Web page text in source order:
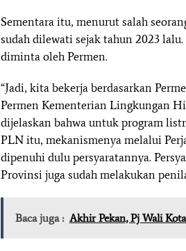
Sementara itu, menurut salah
sudah dilewati sejak tahun 2023
diminta oleh Permen.
“Jadi, kita bekerja berdasarkan
Permen Kementerian Lingkungan
dijelaskan bahwa untuk program
PLN itu, mekanismenya melalui
dipenuhi dulu persyaratannya.
Provinsi juga sudah melakukan
Baca juga : Akhir Pekan, Pj Wali